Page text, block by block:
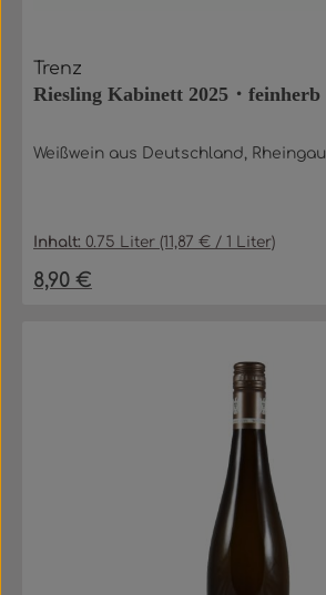
Trenz
Riesling Kabinett 2025・feinherb
Weißwein aus Deutschland, Rheingau
Inhalt:0.75 Liter (11,87 € / 1 Liter)
Regulärer Preis:
8,90 €